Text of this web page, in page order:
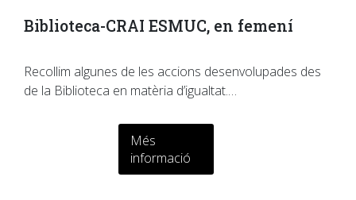
Biblioteca-CRAI ESMUC, en femení
Recollim algunes de les accions desenvolupades des
de la Biblioteca en matèria d’igualtat.…
Més
informació